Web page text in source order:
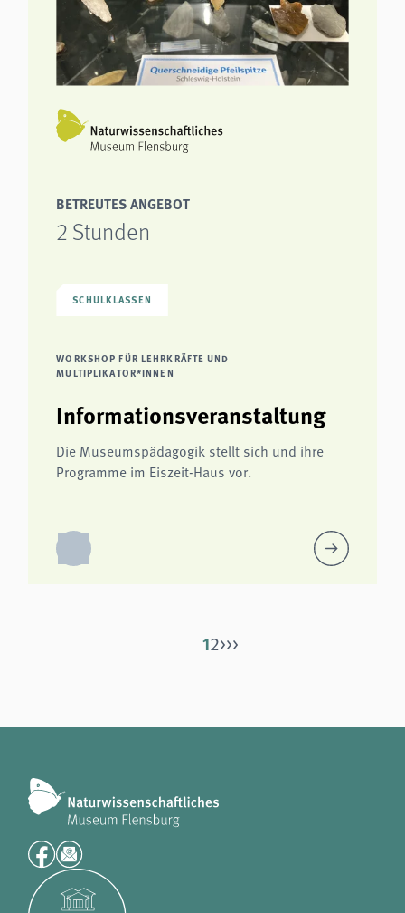
BETREUTES ANGEBOT
2 Stunden
SCHULKLASSEN
WORKSHOP FÜR LEHRKRÄFTE UND
MULTIPLIKATOR*INNEN
Informationsveranstaltung
Die Museumspädagogik stellt sich und ihre
Programme im Eiszeit-Haus vor.
12>>>